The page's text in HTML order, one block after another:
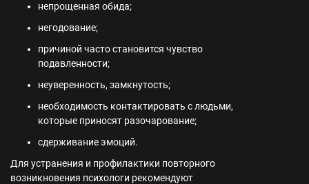
непрощенная обида;
негодование;
причиной часто становится чувство
подавленности;
неуверенность, замкнутость;
необходимость контактировать с людьми,
которые приносят разочарование;
сдерживание эмоций.
Для устранения и профилактики повторного
возникновения психологи рекомендуют